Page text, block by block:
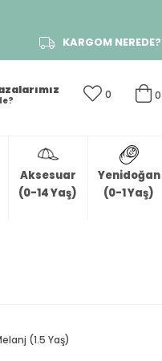
KARGOM NEREDE?
0
0
Aksesuar
(0-14 Yaş)
Yenidoğan
(0-1 Yaş)
(1.5 Yaş)